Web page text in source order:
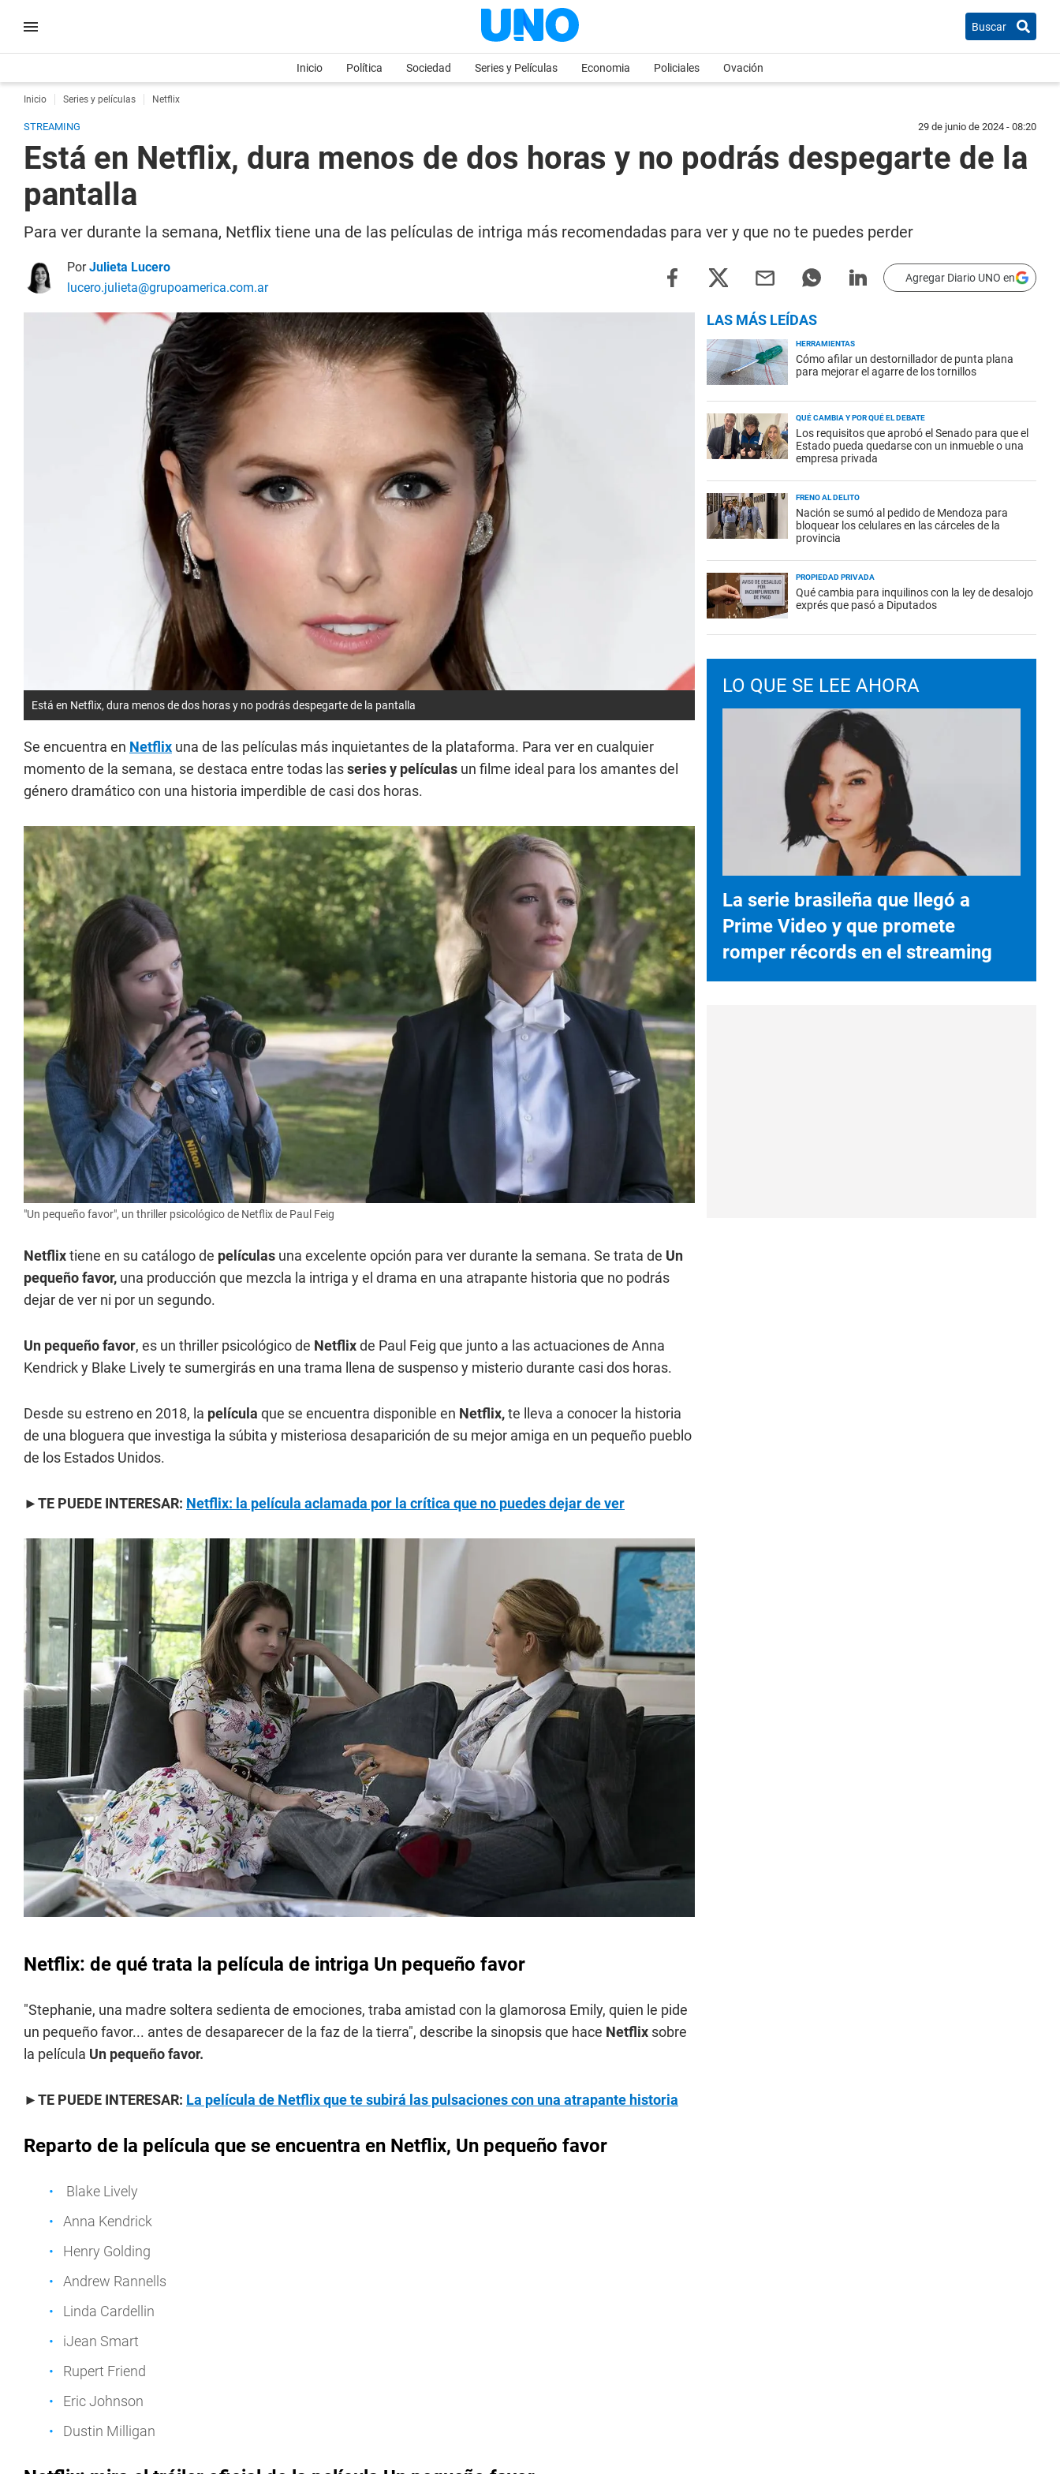
Buscar
Inicio Política Sociedad Series y Películas Economia Policiales Ovación
Inicio Series y películas Netflix
STREAMING 29 de junio de 2024 - 08:20
Está en Netflix, dura menos de dos horas y no podrás despegarte de la
pantalla
Para ver durante la semana, Netflix tiene una de las películas de intriga más recomendadas para ver y que no te puedes perder
PorJulieta Lucero
lucero.julieta@grupoamerica.com.ar
Agregar Diario UNO en
Está en Netflix, dura menos de dos horas y no podrás despegarte de la pantalla
Se encuentra en Netflix una de las películas más inquietantes de la plataforma. Para ver en cualquier
momento de la semana, se destaca entre todas lasseries y películas un filme ideal para los amantes del
género dramático con una historia imperdible de casi dos horas.
"Un pequeño favor", un thriller psicológico de Netflix de Paul Feig
Netflixtiene en su catálogo de películas una excelente opción para ver durante la semana. Se trata de Un
pequeño favor, una producción que mezcla la intriga y el drama en una atrapante historia que no podrás
dejar de ver ni por un segundo.
Un pequeño favor, es un thriller psicológico de Netflixde Paul Feig que junto a las actuaciones de Anna
Kendrick y Blake Lively te sumergirás en una trama llena de suspenso y misterio durante casi dos horas.
Desde su estreno en 2018, la película que se encuentra disponible en Netflix,te lleva a conocer la historia
de una bloguera que investiga la súbita y misteriosa desaparición de su mejor amiga en un pequeño pueblo
de los Estados Unidos.
►TE PUEDE INTERESAR: Netflix: la película aclamada por la crítica que no puedes dejar de ver
Netflix: de qué trata la película de intriga Un pequeño favor
"Stephanie, una madre soltera sedienta de emociones, traba amistad con la glamorosa Emily, quien le pide
un pequeño favor... antes de desaparecer de la faz de la tierra", describe la sinopsis que hace Netflix sobre
la película Un pequeño favor.
►TE PUEDE INTERESAR: La película de Netflix que te subirá las pulsaciones con una atrapante historia
Reparto de la película que se encuentra en Netflix, Un pequeño favor
Blake Lively
Anna Kendrick
Henry Golding
Andrew Rannells
Linda Cardellin
iJean Smart
Rupert Friend
Eric Johnson
Dustin Milligan
LAS MÁS LEÍDAS
HERRAMIENTAS
Cómo afilar un destornillador de punta plana
para mejorar el agarre de los tornillos
QUÉ CAMBIA Y POR QUÉ EL DEBATE
Los requisitos que aprobó el Senado para que el
Estado pueda quedarse con un inmueble o una
empresa privada
FRENO AL DELITO
Nación se sumó al pedido de Mendoza para
bloquear los celulares en las cárceles de la
provincia
PROPIEDAD PRIVADA
Qué cambia para inquilinos con la ley de desalojo
exprés que pasó a Diputados
LO QUE SE LEE AHORA
La serie brasileña que llegó a
Prime Video y que promete
romper récords en el streaming